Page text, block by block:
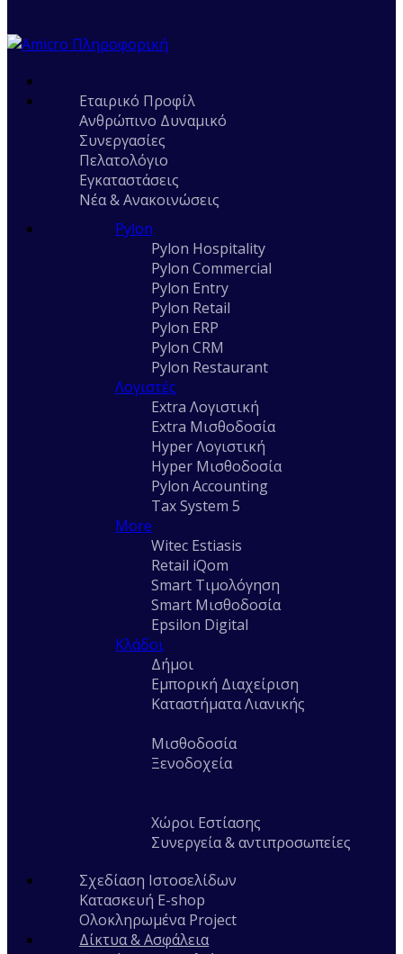
Εταιρικό Προφίλ
Ανθρώπινο Δυναμικό
Συνεργασίες
Πελατολόγιο
Εγκαταστάσεις
Νέα & Ανακοινώσεις
Pylon
Pylon Hospitality
Pylon Commercial
Pylon Entry
Pylon Retail
Pylon ERP
Pylon CRM
Pylon Restaurant
Λογιστές
Extra Λογιστική
Extra Μισθοδοσία
Hyper Λογιστική
Hyper Μισθοδοσία
Pylon Accounting
Tax System 5
More
Witec Estiasis
Retail iQom
Smart Τιμολόγηση
Smart Μισθοδοσία
Epsilon Digital
Κλάδοι
Δήμοι
Εμπορική Διαχείριση
Καταστήματα Λιανικής
Μισθοδοσία
Ξενοδοχεία
Χώροι Εστίασης
Συνεργεία & αντιπροσωπείες
Σχεδίαση Ιστοσελίδων
Κατασκευή E-shop
Ολοκληρωμένα Project
Δίκτυα & Ασφάλεια